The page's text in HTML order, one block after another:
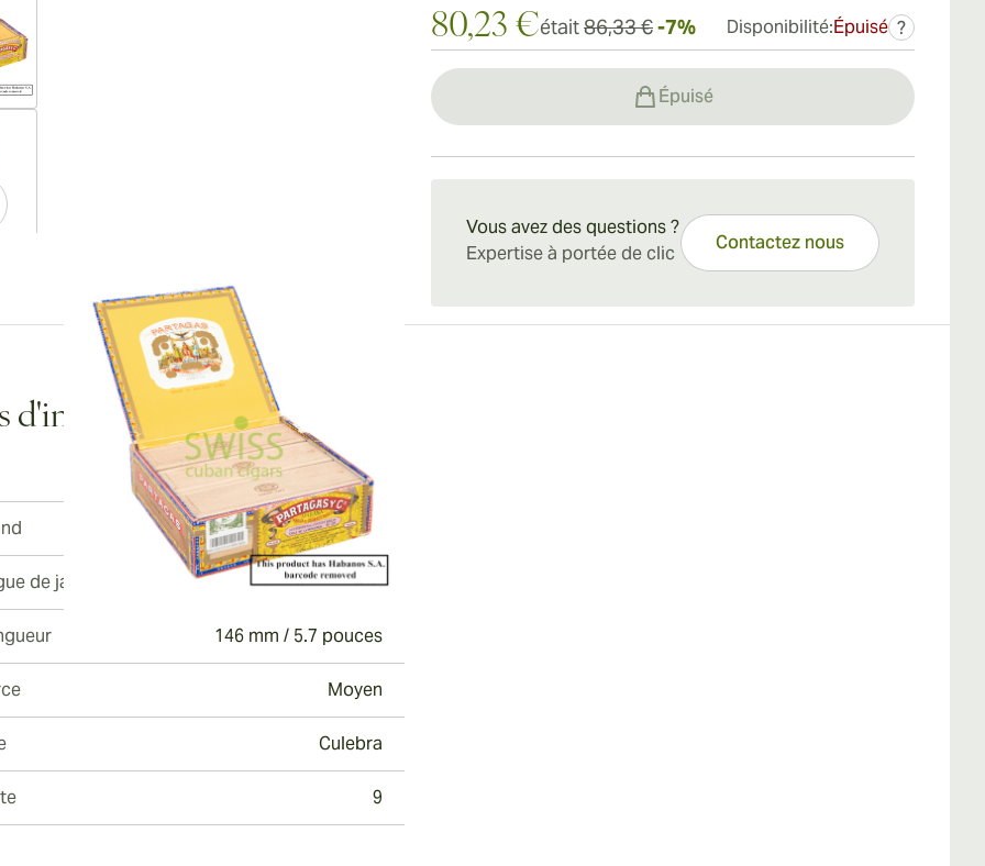
larger image
80,23 €était86,33 €-7% Disponibilité:Épuisé ?
Épuisé
Vous avez des questions ?
Expertise à portée de clic
Contactez nous
d'informations
Partagas
de jauge 39
146 mm / 5.7 pouces
Moyen
Culebra
9